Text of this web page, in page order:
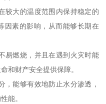
较大的温度范围内保持稳定的
因素的影响，从而能够长期在
易燃烧，并且在遇到火灾时能
和财产安全提供保障。
，能够有效地防止水分渗透，
能。